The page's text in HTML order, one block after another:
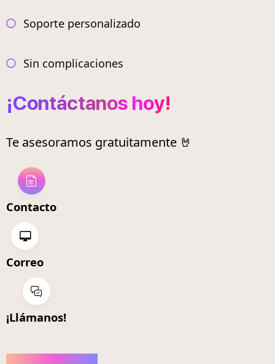
Soporte personalizado
Sin complicaciones
¡Contáctanos hoy!
Te asesoramos gratuitamente 🤘
Contacto
Correo
¡Llámanos!